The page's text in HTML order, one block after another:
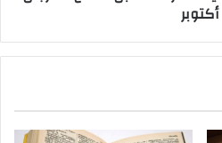
أكتوبر